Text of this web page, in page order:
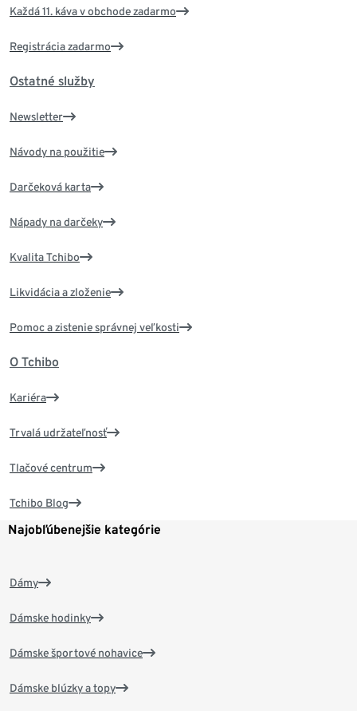
Každá 11. káva v obchode zadarmo
Registrácia zadarmo
Ostatné služby
Newsletter
Návody na použitie
Darčeková karta
Nápady na darčeky
Kvalita Tchibo
Likvidácia a zloženie
Pomoc a zistenie správnej veľkosti
O Tchibo
Kariéra
Trvalá udržateľnosť
Tlačové centrum
Tchibo Blog
Najobľúbenejšie kategórie
Dámy
Dámske hodinky
Dámske športové nohavice
Dámske blúzky a topy